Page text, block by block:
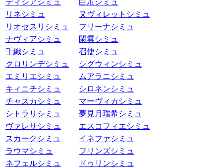
ディシアシミュ
白朮シミュ
リネシミュ
ヌヴィレットシミュ
リオセスリシミュ
フリーナシミュ
ナヴィアシミュ
閑雲シミュ
千織シミュ
召使シミュ
クロリンデシミュ
シグウィンシミュ
エミリエシミュ
ムアラニシミュ
キィニチシミュ
シロネンシミュ
チャスカシミュ
マーヴィカシミュ
シトラリシミュ
夢見月瑞希シミュ
ヴァレサシミュ
エスコフィエシミュ
スカークシミュ
イネファシミュ
ラウマシミュ
フリンズシミュ
ネフェルシミュ
ドゥリンシミュ